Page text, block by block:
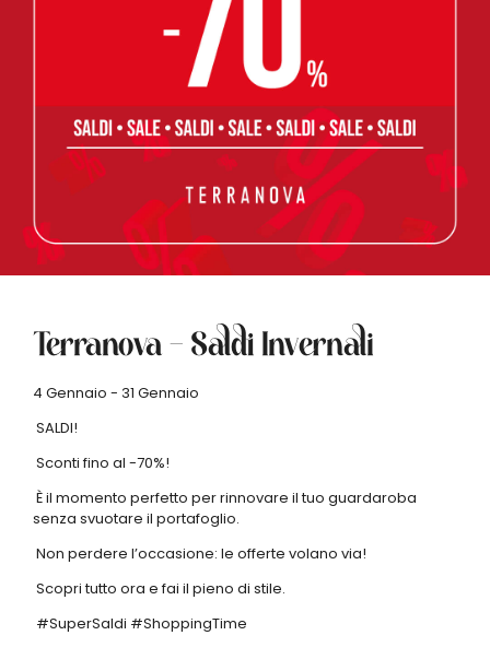
Terranova – Saldi Invernali
4 Gennaio - 31 Gennaio
SALDI!
Sconti fino al -70%!
È il momento perfetto per rinnovare il tuo guardaroba
senza svuotare il portafoglio.
Non perdere l’occasione: le offerte volano via!
Scopri tutto ora e fai il pieno di stile.
#SuperSaldi #ShoppingTime